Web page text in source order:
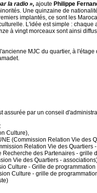
la radio », ajoute Philippe
Une quinzaine de
implantés, ce sont les
L'idée est simple :
à vingt morceaux sont ainsi
MJC du quartier, à
assurée par un conseil
Culture),
(Commission Relation Vie des
Relation Vie des Quartiers
des Partenaires - grille
Vie des Quartiers -
Culture - Grille de
Culture - grille de